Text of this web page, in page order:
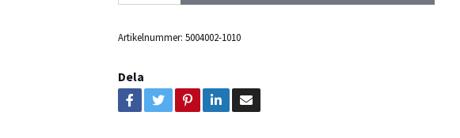
Artikelnummer: 5004002-1010
Dela